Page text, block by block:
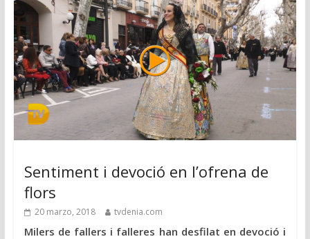
Sentiment i devoció en l’ofrena de
flors
20 marzo, 2018 tvdenia.com
Milers de fallers i falleres han desfilat en devoció i